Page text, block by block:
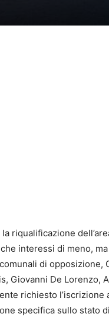
riqualificazione
interessi di meno,
di opposizione,
Giovanni De Lorenzo,
richiesto
specifica sullo stato